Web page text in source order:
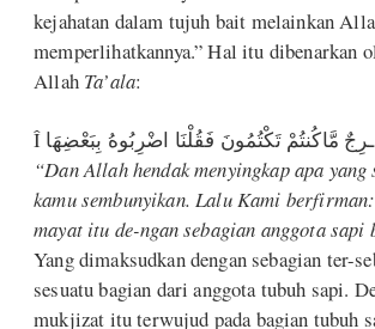
kejahatan dalam tujuh bait melainkan
memperlihatkannya.” Hal itu dibenarkan
Allah Ta’ala:
“Dan Allah hendak menyingkap apa
kamu sembunyikan. Lalu Kami
mayat itu de-ngan sebagian anggota sapi
Yang dimaksudkan dengan sebagian ter-
sesuatu bagian dari anggota tubuh sapi.
mukjizat itu terwujud pada bagian tubuh